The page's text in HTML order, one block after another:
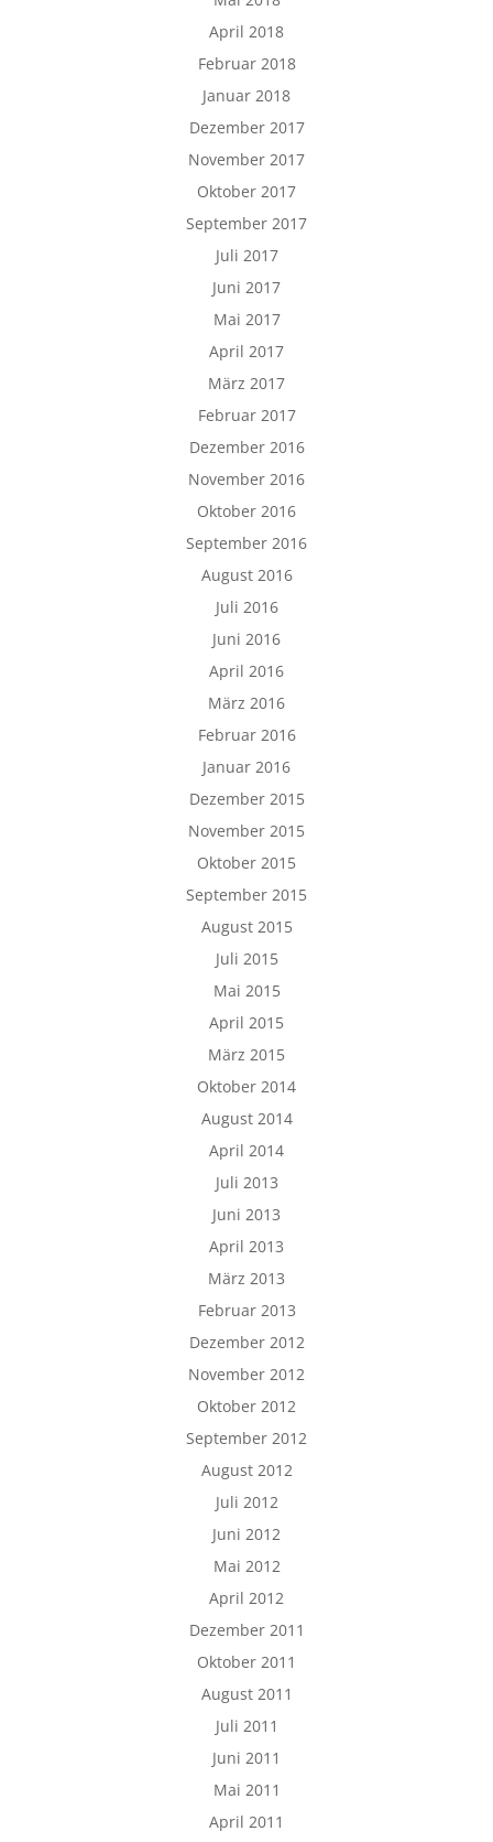
April 2018
Februar 2018
Januar 2018
Dezember 2017
November 2017
Oktober 2017
September 2017
Juli 2017
Juni 2017
Mai 2017
April 2017
März 2017
Februar 2017
Dezember 2016
November 2016
Oktober 2016
September 2016
August 2016
Juli 2016
Juni 2016
April 2016
März 2016
Februar 2016
Januar 2016
Dezember 2015
November 2015
Oktober 2015
September 2015
August 2015
Juli 2015
Mai 2015
April 2015
März 2015
Oktober 2014
August 2014
April 2014
Juli 2013
Juni 2013
April 2013
März 2013
Februar 2013
Dezember 2012
November 2012
Oktober 2012
September 2012
August 2012
Juli 2012
Juni 2012
Mai 2012
April 2012
Dezember 2011
Oktober 2011
August 2011
Juli 2011
Juni 2011
Mai 2011
April 2011